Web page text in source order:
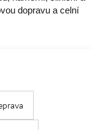
dopravu a celní